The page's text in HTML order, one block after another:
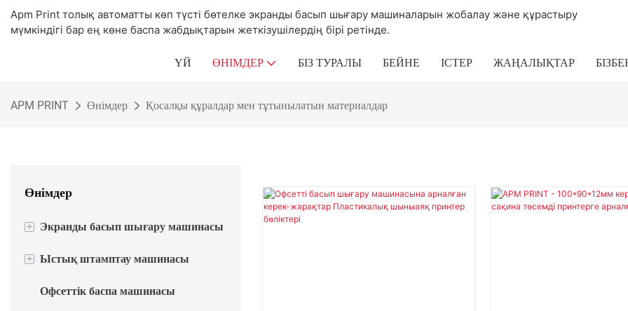
Apm Print толық автоматты көп түсті бөтелке экранды басып шығару машиналарын жобалау және құрастыру
мүмкіндігі бар ең көне баспа жабдықтарын жеткізушілердің бірі ретінде.
ҮЙ ӨНІМДЕР БІЗ ТУРАЛЫ БЕЙНЕ ІСТЕР ЖАҢАЛЫҚТАР
APM PRINT Өнімдер Қосалқы құралдар мен тұтынылатын материалдар
Өнімдер
+ Экранды басып шығару машинасы
Жартылай автоматты экранды
+ Ыстық штамптау машинасы
Жартылай автоматты ыстық
Офсеттік баспа машинасы